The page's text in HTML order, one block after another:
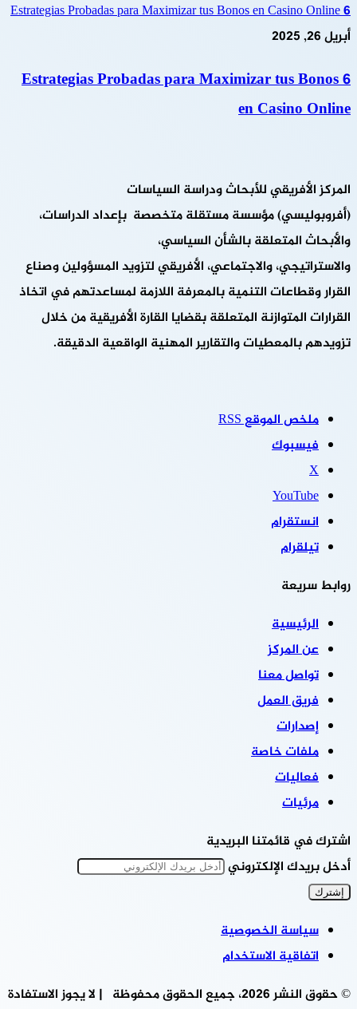
6 Estrategias Probadas para Maximizar tus Bonos en Casino Online
أبريل 26, 2025
6 Estrategias Probadas para Maximizar tus Bonos
en Casino Online
المركز الأفريقي للأبحاث ودراسة السياسات
(أفروبوليسي) مؤسسة مستقلة متخصصة بإعداد الدراسات،
والأبحاث المتعلقة بالشأن السياسي،
والاستراتيجي، والاجتماعي، الأفريقي لتزويد المسؤولين وصناع
القرار وقطاعات التنمية بالمعرفة اللازمة لمساعدتهم في اتخاذ
القرارات المتوازنة المتعلقة بقضايا القارة الأفريقية من خلال
تزويدهم بالمعطيات والتقارير المهنية الواقعية الدقيقة.
ملخص الموقع RSS
فيسبوك
‫X
‫YouTube
انستقرام
تيلقرام
روابط سريعة
الرئيسية
عن المركز
تواصل معنا
فريق العمل
إصدارات
ملفات خاصة
فعاليات
مرئيات
اشترك في قائمتنا البريدية
أدخل بريدك الإلكتروني
سياسة الخصوصية
اتفاقية الاستخدام
© حقوق النشر 2026، جميع الحقوق محفوظة | لا يجوز الاستفادة